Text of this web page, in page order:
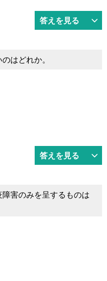
答えを見る
はどれか。
答えを見る
害のみを呈するものは